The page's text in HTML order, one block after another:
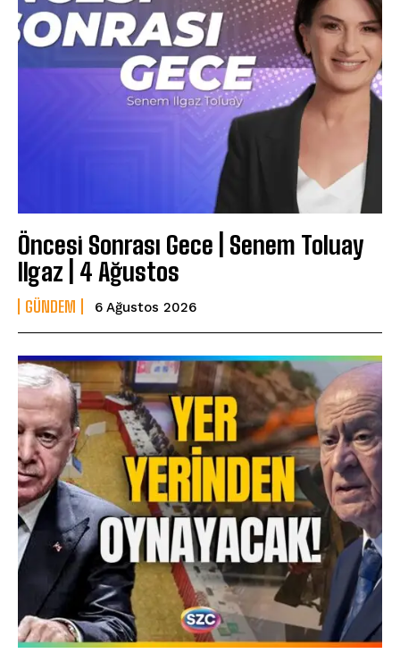
Öncesi Sonrası Gece | Senem Toluay
Ilgaz | 4 Ağustos
GÜNDEM 6 Ağustos 2026